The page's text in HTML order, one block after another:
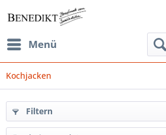
Menü
Kochjacken
Filtern